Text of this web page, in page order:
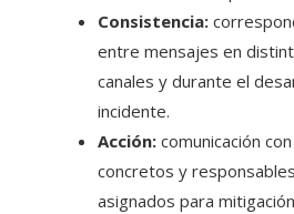
Consistencia:
entre mensajes en
canales y durante el
incidente.
Acción: comunicación
concretos y responsables
asignados para